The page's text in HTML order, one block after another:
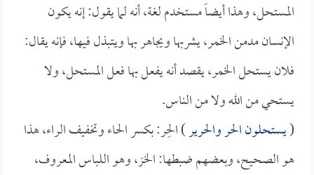
المستحل، وهذا أيضاً مستخدم لغة، أنه لما يقول: إنه يكون
الإنسان مدمن الخمر، يشربها ويجاهر بها ويتبذل فيها، فإنه يقال:
فلان يستحل الخمر، يقصد أنه يفعل بها فعل المستحل، ولا
يستحي من الله ولا من الناس.
(يستحلون الحر والحرير) الحِر: بكسر الحاء وتخفيف الراء، هذا
هو الصحيح، وبعضهم ضبطها: الخز، وهو اللباس المعروف،